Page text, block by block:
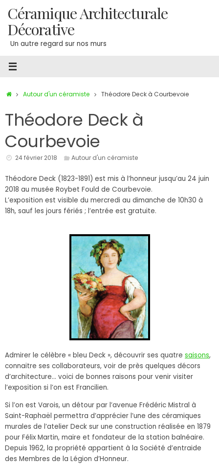
contenu
Céramique Architecturale
Décorative
Un autre regard sur nos murs
Accueil
Autour d'un céramiste Théodore Deck à Courbevoie
Théodore Deck à
Courbevoie
24 février 2018 Autour d'un céramiste
Théodore Deck (1823-1891) est mis à l’honneur jusqu’au 24 juin
2018 au musée Roybet Fould de Courbevoie.
L’exposition est visible du mercredi au dimanche de 10h30 à
18h, sauf les jours fériés ; l’entrée est gratuite.
Admirer le célèbre « bleu Deck », découvrir ses quatre saisons,
connaitre ses collaborateurs, voir de près quelques décors
d’architecture… voici de bonnes raisons pour venir visiter
l’exposition si l’on est Francilien.
Si l’on est Varois, un détour par l’avenue Frédéric Mistral à
Saint-Raphaël permettra d’apprécier l’une des céramiques
murales de l’atelier Deck sur une construction réalisée en 1879
pour Félix Martin, maire et fondateur de la station balnéaire.
Depuis 1962, la propriété appartient à la Société d’entraide
des Membres de la Légion d’Honneur.